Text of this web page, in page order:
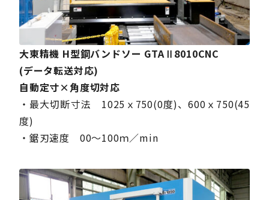
大東精機 H型鋼バンドソー GTAⅡ8010CNC
(データ転送対応)
自動定寸×角度切対応
・最大切断寸法 1025ｘ750(0度)、600ｘ750(45
度)
・鋸刃速度 00～100ｍ／min